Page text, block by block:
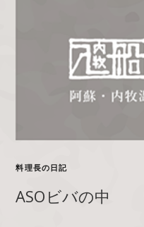
料理長の日記
ASOビバの中